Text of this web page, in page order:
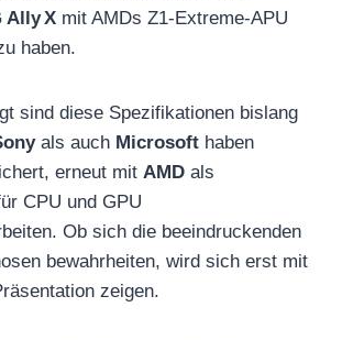
Ally X mit AMDs Z1-Extreme-APU
haben.
sind diese Spezifikationen bislang
als auch Microsoft haben
erneut mit AMD als
CPU und GPU
Ob sich die beeindruckenden
bewahrheiten, wird sich erst mit
zeigen.